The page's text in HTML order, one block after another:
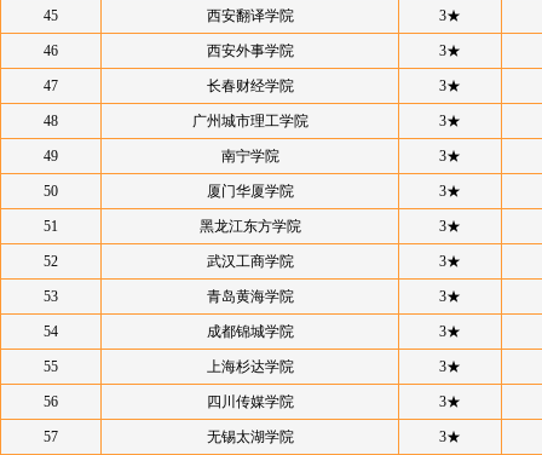
45 西安翻译学院 3★
46 西安外事学院 3★
47 长春财经学院 3★
48 广州城市理工学院 3★
49 南宁学院 3★
50 厦门华厦学院 3★
51 黑龙江东方学院 3★
52 武汉工商学院 3★
53 青岛黄海学院 3★
54 成都锦城学院 3★
55 上海杉达学院 3★
56 四川传媒学院 3★
57 无锡太湖学院 3★